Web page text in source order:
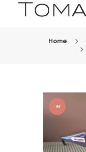
Home
IN